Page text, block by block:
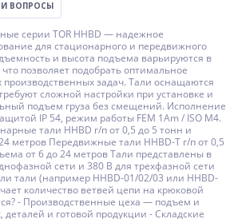
ВОПРОСЫ
серии TOR HHBD — надежное
для стационарного и передвижного
и высота подъема варьируются в
позволяет подобрать оптимальное
задач. Тали оснащаются
сложной настройки при установке и
подъем груза без смещений. Исполнение
IP 54, режим работы FEM 1Аm / ISO M4.
тали HHBD г/п от 0,5 до 5 тонн и
метров Передвижные тали HHBD-T г/п от 0,5
от 6 до 24 метров Тали представлены в
сети и 380 В для трехфазной сети
тали (например HHBD-01/02/03 или HHBD-
количество ветвей цепи на крюковой
- Производственные цеха — подъем и
и готовой продукции - Складские